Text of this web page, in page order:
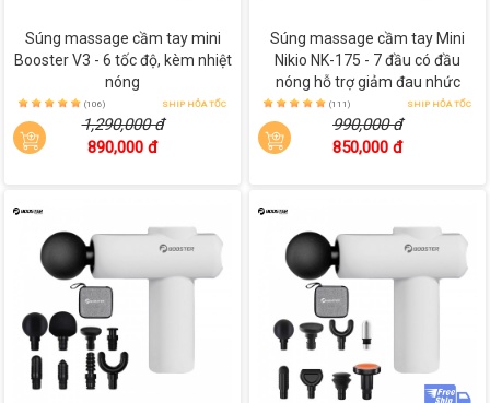
Súng massage cầm tay mini
Booster V3 - 6 tốc độ, kèm nhiệt
nóng
(106) SHIP HỎA TỐC
1,290,000 đ
890,000 đ
Súng massage cầm tay Mini
Nikio NK-175 - 7 đầu có đầu
nóng hỗ trợ giảm đau nhức
(111) SHIP HỎA TỐC
990,000 đ
850,000 đ